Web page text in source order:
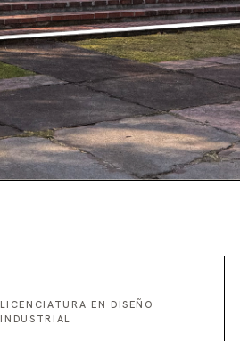
LICENCIATURA EN DISEÑO
INDUSTRIAL